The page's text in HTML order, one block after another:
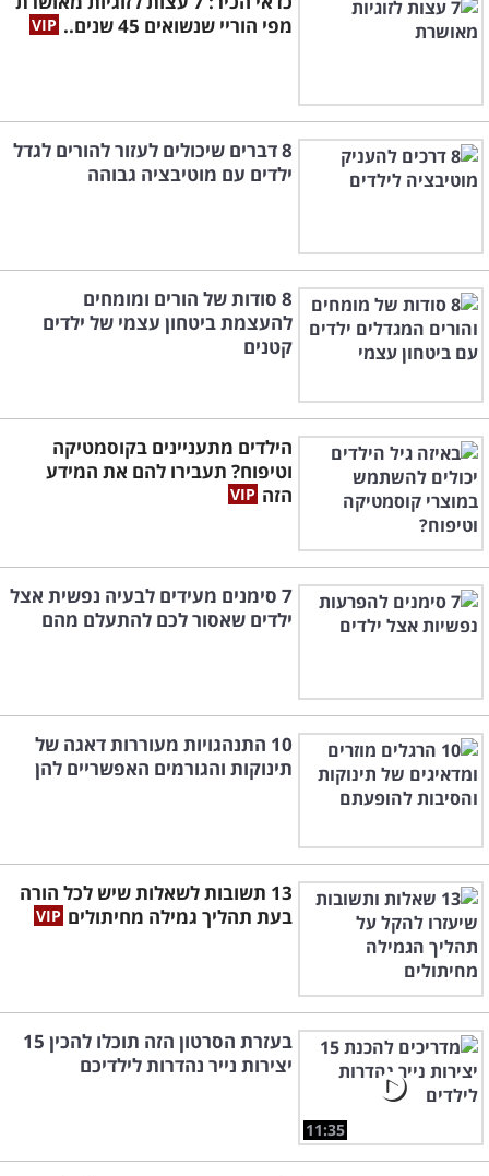
מפי הוריי שנשואים 45 שנים..
8 דברים שיכולים לעזור להורים לגדל
ילדים עם מוטיבציה גבוהה
8 סודות של הורים ומומחים
להעצמת ביטחון עצמי של ילדים
קטנים
הילדים מתעניינים בקוסמטיקה
וטיפוח? תעבירו להם את המידע
הזה
7 סימנים מעידים לבעיה נפשית אצל
ילדים שאסור לכם להתעלם מהם
10 התנהגויות מעוררות דאגה של
תינוקות והגורמים האפשריים להן
13 תשובות לשאלות שיש לכל הורה
בעת תהליך גמילה מחיתולים
11:35
בעזרת הסרטון הזה תוכלו להכין 15
יצירות נייר נהדרות לילדיכם